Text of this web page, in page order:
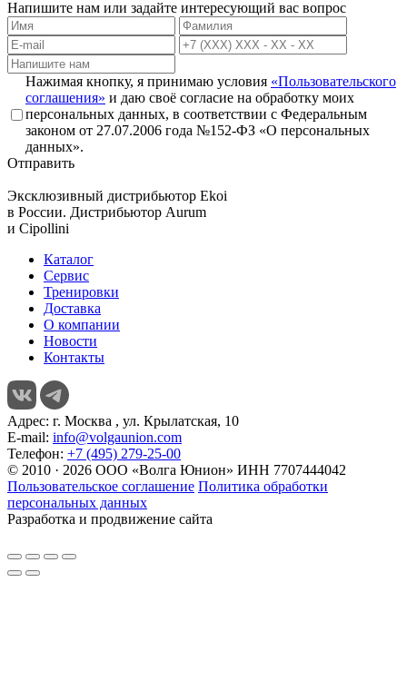
Напишите нам или задайте интересующий вас вопрос
Нажимая кнопку, я принимаю условия «Пользовательского
соглашения» и даю своё согласие на обработку моих
персональных данных, в соответствии с Федеральным
законом от 27.07.2006 года №152-ФЗ «О персональных
данных».
Отправить
Эксклюзивный дистрибьютор Ekoi
в России. Дистрибьютор Aurum
и Cipollini
Каталог
Сервис
Тренировки
Доставка
О компании
Новости
Контакты
Адрес: г. Москва , ул. Крылатская, 10
E-mail: info@volgaunion.com
Телефон: +7 (495) 279-25-00
© 2010 · 2026 ООО «Волга Юнион» ИНН 7707444042
Пользовательское соглашение Политика обработки
персональных данных
Разработка и продвижение сайта